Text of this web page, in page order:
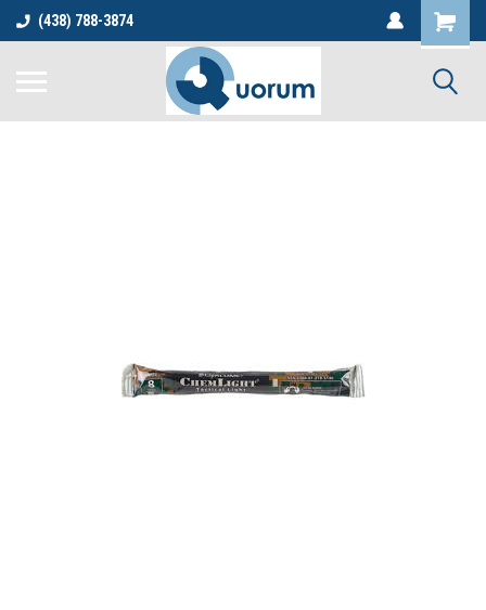
(438) 788-3874